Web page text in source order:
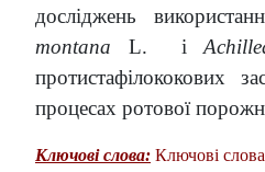
досліджень
montana L. і
протистафілококових
процесах ротової
Ключові слова: Ключові